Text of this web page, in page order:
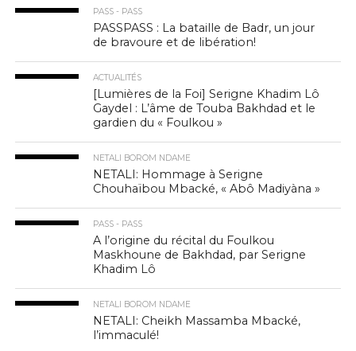
PASS - PASS
PASSPASS : La bataille de Badr, un jour
de bravoure et de libération!
ACTUALITÉS
[Lumières de la Foi] Serigne Khadim Lô
Gaydel : L’âme de Touba Bakhdad et le
gardien du « Foulkou »
NETALI BOROM NDAME
NETALI: Hommage à Serigne
Chouhaïbou Mbacké, « Abô Madiyàna »
PASS - PASS
A l’origine du récital du Foulkou
Maskhoune de Bakhdad, par Serigne
Khadim Lô
NETALI BOROM NDAME
NETALI: Cheikh Massamba Mbacké,
l’immaculé!